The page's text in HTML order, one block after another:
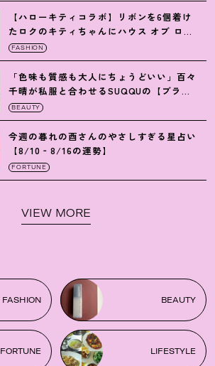
【ハローキティコラボ】リボンを6個着け
たロクのキティちゃんにハウス オブ ロー
ゼの限定パケも
FASHION
「色味も質感も大人にちょうどいい」百々
千晴が私服と合わせるSUQQUの【ブラー
リクイド リップ】6選
BEAUTY
今週の暮れの酉さんのやさしすぎる星占い
【8/10‐8/16の運勢】
FORTUNE
VIEW MORE
FASHION BEAUTY
FORTUNE LIFESTYLE